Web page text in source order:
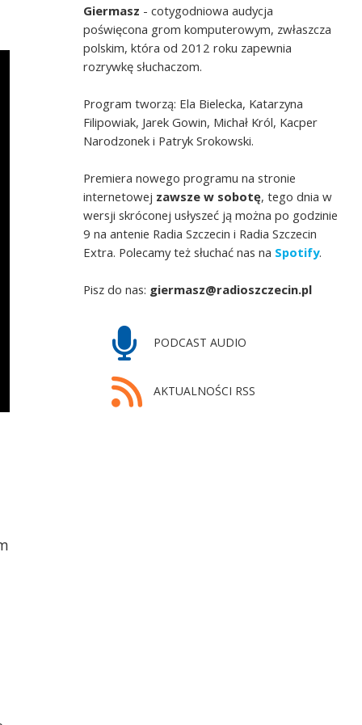
Giermasz - cotygodniowa audycja
poświęcona grom komputerowym, zwłaszcza
polskim, która od 2012 roku zapewnia
rozrywkę słuchaczom.
Program tworzą: Ela Bielecka, Katarzyna
Filipowiak, Jarek Gowin, Michał Król, Kacper
Narodzonek i Patryk Srokowski.
Premiera nowego programu na stronie
internetowej zawsze w sobotę, tego dnia w
wersji skróconej usłyszeć ją można po godzinie
9 na antenie Radia Szczecin i Radia Szczecin
Extra. Polecamy też słuchać nas na Spotify.
Pisz do nas: giermasz@radioszczecin.pl
PODCAST AUDIO
AKTUALNOŚCI RSS